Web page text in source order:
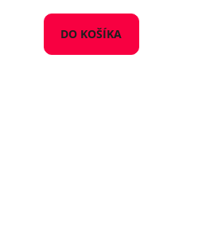
DO KOŠÍKA